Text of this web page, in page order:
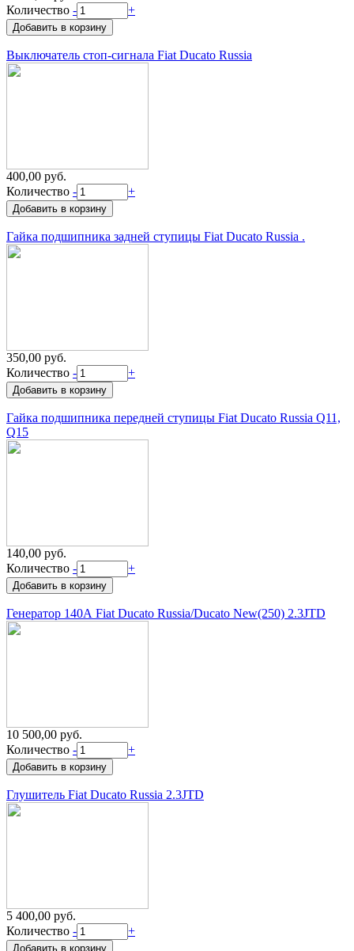
Количество - +
Выключатель стоп-сигнала Fiat Ducato Russia
400,00 руб.
Количество - +
Гайка подшипника задней ступицы Fiat Ducato Russia .
350,00 руб.
Количество - +
Гайка подшипника передней ступицы Fiat Ducato Russia Q11,
Q15
140,00 руб.
Количество - +
Генератор 140А Fiat Ducato Russia/Ducato New(250) 2.3JTD
10 500,00 руб.
Количество - +
Глушитель Fiat Ducato Russia 2.3JTD
5 400,00 руб.
Количество - +